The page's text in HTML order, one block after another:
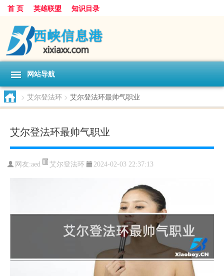
首 页 英雄联盟 知识目录
网站导航
> 艾尔登法环 > 艾尔登法环最帅气职业
艾尔登法环最帅气职业
网友:aed 艾尔登法环 2024-02-03 22:37:13